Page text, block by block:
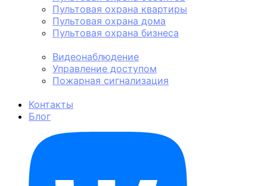
Пультовая охрана квартиры
Пультовая охрана дома
Пультовая охрана бизнеса
Видеонаблюдение
Управление доступом
Пожарная сигнализация
Контакты
Блог